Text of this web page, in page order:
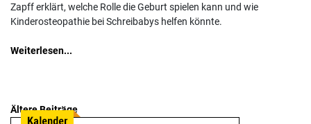
Zapff erklärt, welche Rolle die Geburt spielen kann und wie
Kinderosteopathie bei Schreibabys helfen könnte.
Weiterlesen...
Ältere Beiträge